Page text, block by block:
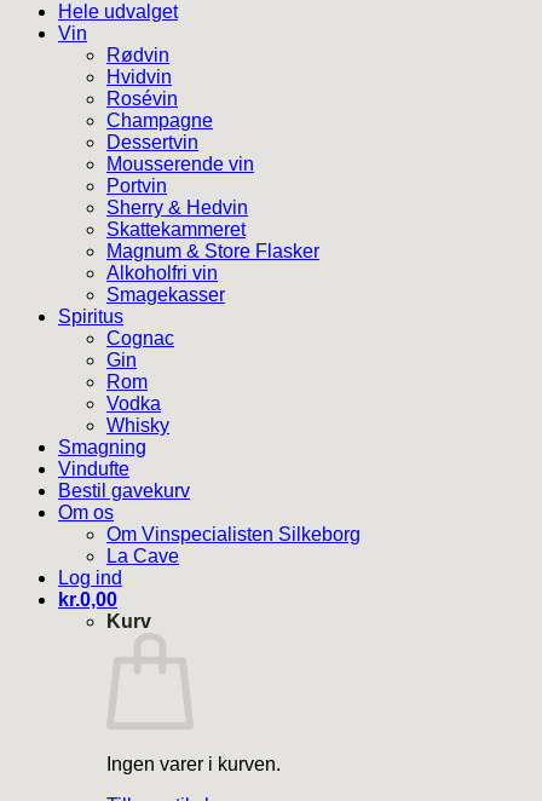
Hele udvalget
Vin
Rødvin
Hvidvin
Rosévin
Champagne
Dessertvin
Mousserende vin
Portvin
Sherry & Hedvin
Skattekammeret
Magnum & Store Flasker
Alkoholfri vin
Smagekasser
Spiritus
Cognac
Gin
Rom
Vodka
Whisky
Smagning
Vindufte
Bestil gavekurv
Om os
Om Vinspecialisten Silkeborg
La Cave
Log ind
kr.0,00
Kurv
Ingen varer i kurven.